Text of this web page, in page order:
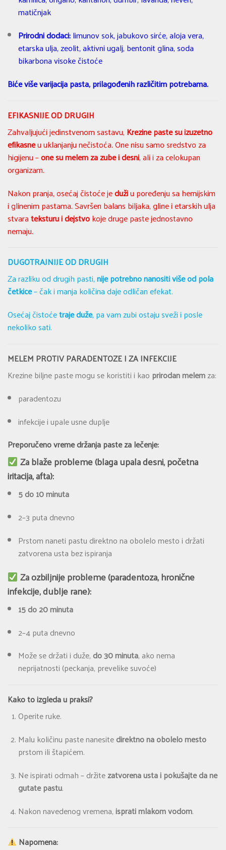
matičnjak
Prirodni dodaci:limunov sok, jabukovo sirće, aloja vera,
etarska ulja, zeolit, aktivni ugalj, bentonit glina, soda
bikarbona visoke čistoće
Biće više varijacija pasta, prilagođenih različitim potrebama.
EFIKASNIJE OD DRUGIH
Zahvaljujući jedinstvenom sastavu, Krezine paste su izuzetno
efikasneu uklanjanju nečistoća. One nisu samo sredstvo za
higijenu –one su melem za zube i desni, ali i za celokupan
organizam.
Nakon pranja, osećaj čistoće jedužiu poređenju sa hemijskim
i glinenim pastama. Savršen balans biljaka, gline i etarskih ulja
stvarateksturu i dejstvokoje druge paste jednostavno
nemaju.
DUGOTRAJNIJE OD DRUGIH
Za razliku od drugih pasti,nije potrebno nanositi više od pola
četkice– čak i manja količina daje odličan efekat.
Osećaj čistoćetraje duže, pa vam zubi ostaju sveži i posle
nekoliko sati.
MELEM PROTIV PARADENTOZE I ZA INFEKCIJE
Krezine biljne paste mogu se koristiti i kao prirodan melemza:
paradentozu
infekcije i upale usne duplje
Preporučeno vreme držanja paste za lečenje:
Za blaže probleme(blaga upala desni, početna
iritacija, afta):
5 do 10 minuta
2–3 puta dnevno
Prstom naneti pastu direktno na obolelo mesto i držati
zatvorena usta bez ispiranja
Za ozbiljnije probleme(paradentoza, hronične
infekcije, dublje rane):
15 do 20 minuta
2–4 puta dnevno
Može se držati i duže,do 30 minuta, ako nema
neprijatnosti (peckanja, prevelike suvoće)
Kako to izgleda u praksi?
Operite ruke.
Malu količinu paste nanesitedirektno na obolelo mesto
prstom ili štapićem.
Ne ispirati odmah – držitezatvorena usta i pokušajte da ne
gutate pastu.
Nakon navedenog vremena,isprati mlakom vodom.
Napomena: